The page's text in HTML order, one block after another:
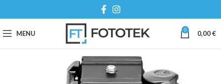
MENU 0 0,00€